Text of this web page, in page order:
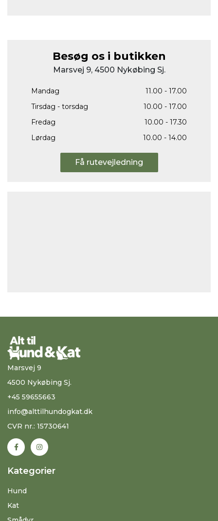
Besøg os i butikken
Marsvej 9, 4500 Nykøbing Sj.
Mandag
11.00 - 17.00
Tirsdag - torsdag
10.00 - 17.00
Fredag
10.00 - 17.30
Lørdag
10.00 - 14.00
Få rutevejledning
Marsvej 9
4500 Nykøbing Sj.
+45 59655663
info@alttilhundogkat.dk
CVR nr.: 15730641
Kategorier
Hund
Kat